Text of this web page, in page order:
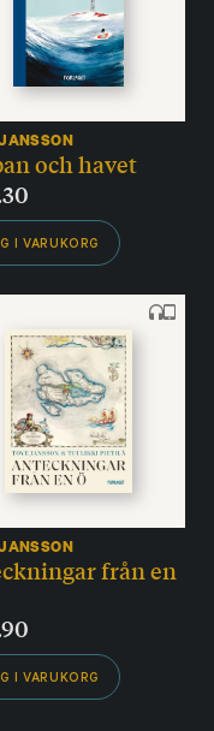
och havet
I VARUKORG
från en
I VARUKORG